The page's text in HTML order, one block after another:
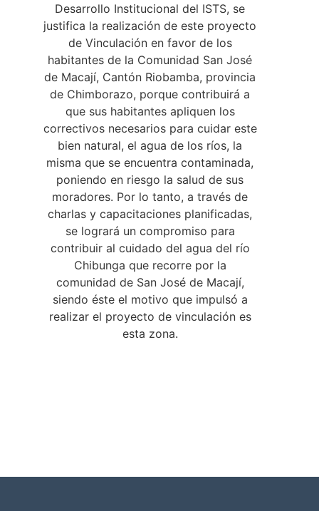
Desarrollo Institucional del ISTS, se
justifica la realización de este proyecto
de Vinculación en favor de los
habitantes de la Comunidad San José
de Macají, Cantón Riobamba, provincia
de Chimborazo, porque contribuirá a
que sus habitantes apliquen los
correctivos necesarios para cuidar este
bien natural, el agua de los ríos, la
misma que se encuentra contaminada,
poniendo en riesgo la salud de sus
moradores. Por lo tanto, a través de
charlas y capacitaciones planificadas,
se logrará un compromiso para
contribuir al cuidado del agua del río
Chibunga que recorre por la
comunidad de San José de Macají,
siendo éste el motivo que impulsó a
realizar el proyecto de vinculación es
esta zona.